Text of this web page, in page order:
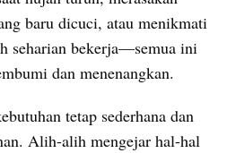
baru dicuci, atau menikmati
seharian bekerja—semua ini
dan menenangkan.
tetap sederhana dan
Alih-alih mengejar hal-hal